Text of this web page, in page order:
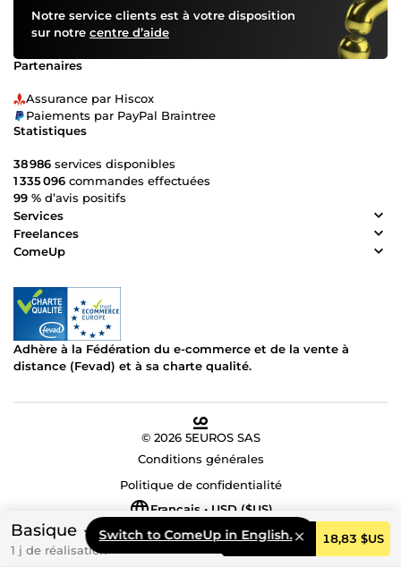
Basique
1 j de réalisation
Commander 18,83 $US
Switch to ComeUp in English.
Notre service clients est à votre disposition
sur notre centre d’aide
Partenaires
Assurance par Hiscox
Paiements par PayPal Braintree
Statistiques
38 986 services disponibles
1 335 096 commandes effectuées
99 % d’avis positifs
Services
Freelances
ComeUp
Adhère à la Fédération du e-commerce et de la vente à
distance (Fevad) et à sa charte qualité.
© 2026 5EUROS SAS
Conditions générales
Politique de confidentialité
Français • USD ($US)